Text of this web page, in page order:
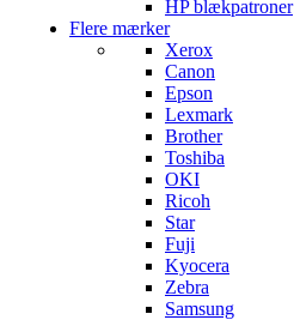
HP blækpatroner
Flere mærker
Xerox
Canon
Epson
Lexmark
Brother
Toshiba
OKI
Ricoh
Star
Fuji
Kyocera
Zebra
Samsung